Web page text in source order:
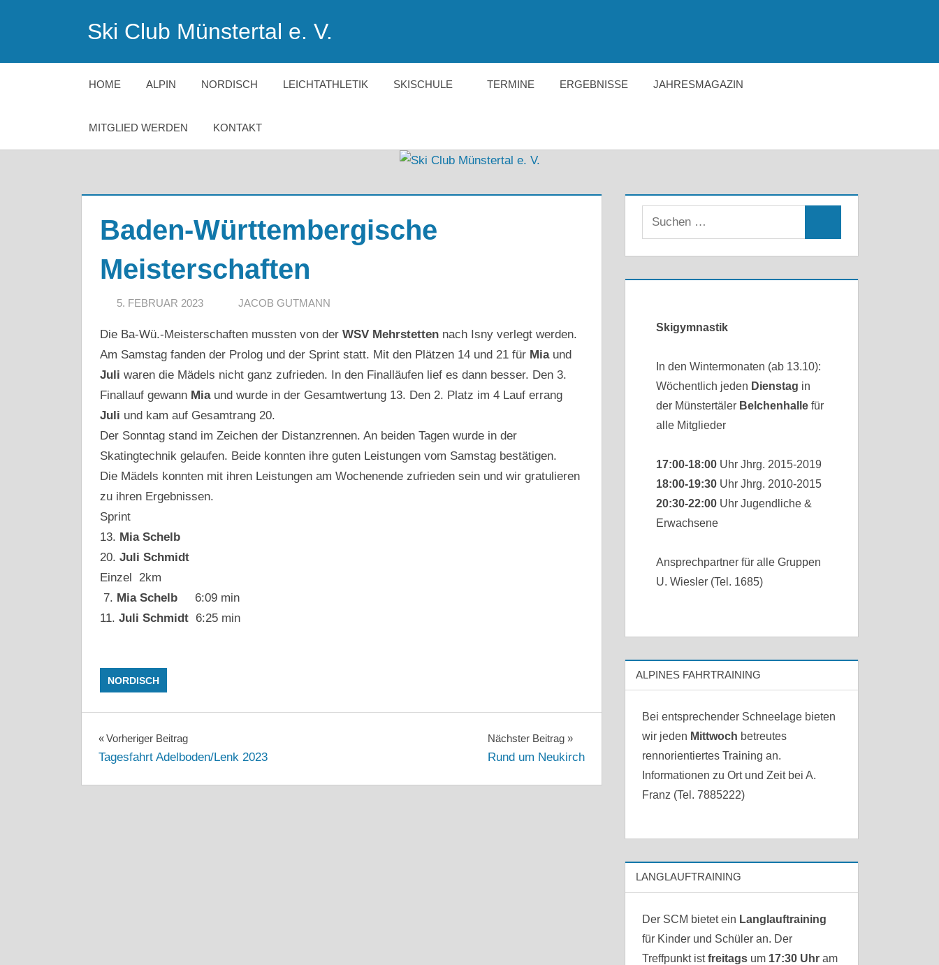
Ski Club Münstertal e. V.
HOME ALPIN NORDISCH LEICHTATHLETIK SKISCHULE TERMINE ERGEBNISSE JAHRESMAGAZIN
MITGLIED WERDEN KONTAKT
Baden-Württembergische
Meisterschaften
5. FEBRUAR 2023 JACOB GUTMANN
Die Ba-Wü.-Meisterschaften mussten von der WSV Mehrstettennach Isny verlegt werden.
Am Samstag fanden der Prolog und der Sprint statt. Mit den Plätzen 14 und 21 für Miaund
Juli waren die Mädels nicht ganz zufrieden. In den Finalläufen lief es dann besser. Den 3.
Finallauf gewann Miaund wurde in der Gesamtwertung 13. Den 2. Platz im 4 Lauf errang
Juli und kam auf Gesamtrang 20.
Der Sonntag stand im Zeichen der Distanzrennen. An beiden Tagen wurde in der
Skatingtechnik gelaufen. Beide konnten ihre guten Leistungen vom Samstag bestätigen.
Die Mädels konnten mit ihren Leistungen am Wochenende zufrieden sein und wir gratulieren
zu ihren Ergebnissen.
Sprint
13. Mia Schelb
20. Juli Schmidt
Einzel 2km
7. Mia Schelb
6:09 min
11. Juli Schmidt 6:25 min
NORDISCH
Beitragsnavigation
Vorheriger Beitrag
Tagesfahrt Adelboden/Lenk 2023
Nächster Beitrag
Rund um Neukirch
Skigymnastik
In den Wintermonaten (ab 13.10):
Wöchentlich jeden Dienstag in
der Münstertäler Belchenhalle für
alle Mitglieder
17:00-18:00 Uhr Jhrg. 2015-2019
18:00-19:30 Uhr Jhrg. 2010-2015
20:30-22:00 Uhr Jugendliche &
Erwachsene
Ansprechpartner für alle Gruppen
U. Wiesler (Tel. 1685)
ALPINES FAHRTRAINING
Bei entsprechender Schneelage bieten
wir jeden Mittwoch betreutes
rennorientiertes Training an.
Informationen zu Ort und Zeit bei A.
Franz (Tel. 7885222)
LANGLAUFTRAINING
Der SCM bietet ein Langlauftraining
für Kinder und Schüler an. Der
Treffpunkt istfreitags um 17:30 Uhr am